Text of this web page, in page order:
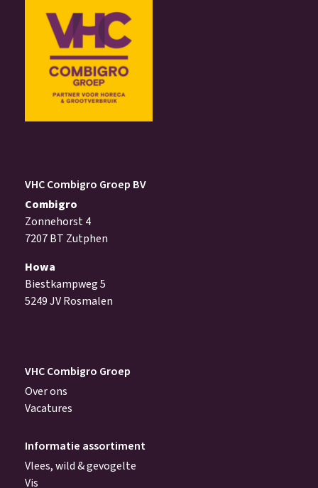
VHC Combigro Groep BV
Combigro
Zonnehorst 4
7207 BT Zutphen
Howa
Biestkampweg 5
5249 JV Rosmalen
VHC Combigro Groep
Over ons
Vacatures
Informatie assortiment
Vlees, wild & gevogelte
Vis